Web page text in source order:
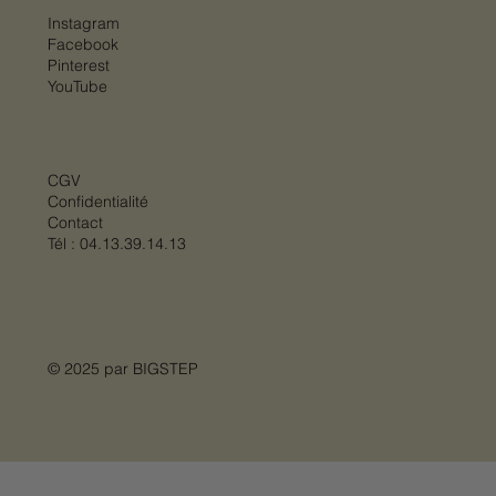
CGV
Confidentialité
Contact
Tél : 04.13.39.14.13
Instagram
Facebook
Pinterest
YouTube
© 2025 par BIGSTEP